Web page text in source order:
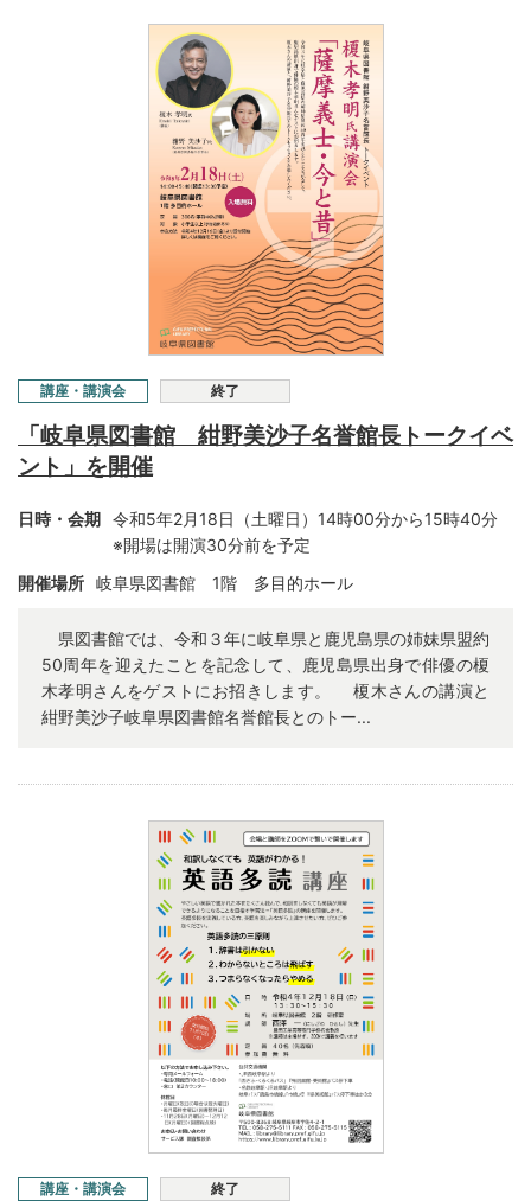
講座・講演会 終了
「岐阜県図書館 紺野美沙子名誉館長トークイベ
ント」を開催
日時・会期 令和5年2月18日（土曜日）14時00分から15時40分
※開場は開演30分前を予定
開催場所 岐阜県図書館 1階 多目的ホール
県図書館では、令和３年に岐阜県と鹿児島県の姉妹県盟約
50周年を迎えたことを記念して、鹿児島県出身で俳優の榎
木孝明さんをゲストにお招きします。 榎木さんの講演と
紺野美沙子岐阜県図書館名誉館長とのトー...
講座・講演会 終了